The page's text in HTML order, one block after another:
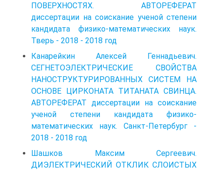
ПОВЕРХНОСТЯХ. АВТОРЕФЕРАТ
диссертации на соискание ученой степени
кандидата физико-математических наук.
Тверь - 2018 - 2018 год
Канарейкин Алексей Геннадьевич.
СЕГНЕТОЭЛЕКТРИЧЕСКИЕ СВОЙСТВА
НАНОСТРУКТУРИРОВАННЫХ СИСТЕМ НА
ОСНОВЕ ЦИРКОНАТА ТИТАНАТА СВИНЦА.
АВТОРЕФЕРАТ диссертации на соискание
ученой степени кандидата физико-
математических наук. Санкт-Петербург -
2018 - 2018 год
Шашков Максим Сергеевич.
ДИЭЛЕКТРИЧЕСКИЙ ОТКЛИК СЛОИСТЫХ